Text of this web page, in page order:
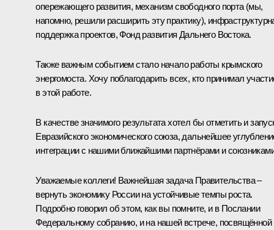
опережающего развития, механизм свободного порта (мы,
напомню, решили расширить эту практику),
поддержка проектов, Фонд развития Дальнего Востока.
Также важным событием стало начало работы крымского
энергомоста. Хочу поблагодарить всех, кто принимал
в этой работе.
В качестве значимого результата хотел бы отметить и
Евразийского экономического союза, дальнейшее
интеграции с нашими ближайшими партнёрами и
Уважаемые коллеги! Важнейшая задача Правительства –
вернуть экономику России на устойчивые темпы роста.
Подробно говорил об этом, как вы помните, и в Послании
Федеральному собранию, и на нашей встрече, посвящённой